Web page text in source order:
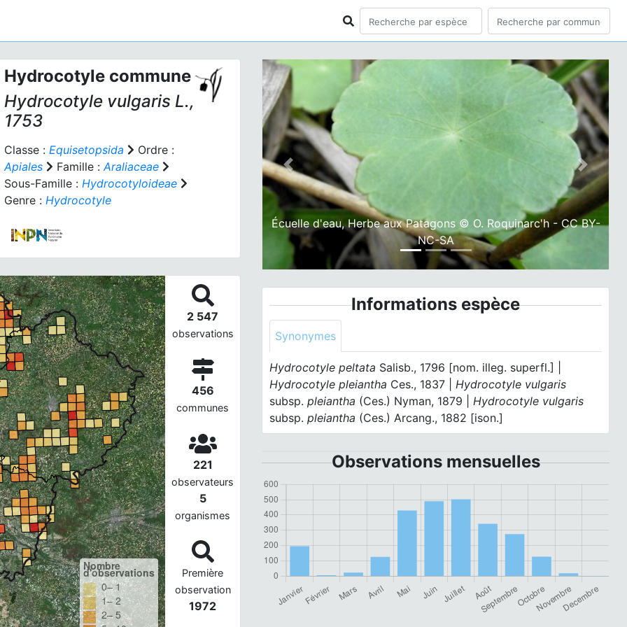
Hydrocotyle commune
Hydrocotyle vulgaris L.,
1753
Classe : Equisetopsida
Ordre :
Apiales
Famille :Araliaceae
Sous-Famille : Hydrocotyloideae
Genre : Hydrocotyle
Nombre
d'observations
0– 1
1– 2
2– 5
2 547
observations
456
communes
221
observateurs
5
organismes
Première
observation
1972
Écuelle d'eau, Herbe aux Patagons © O. Roquinarc'h - CC BY-
NC-SA
Previous Next
Informations espèce
Synonymes
Hydrocotyle peltata Salisb., 1796 [nom. illeg. superfl.] |
Hydrocotyle pleiantha Ces., 1837 |Hydrocotyle vulgaris
subsp. pleiantha (Ces.) Nyman, 1879 |Hydrocotyle vulgaris
subsp. pleiantha (Ces.) Arcang., 1882 [ison.]
Observations mensuelles